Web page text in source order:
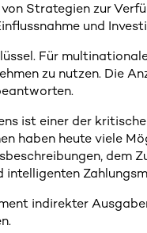
Strategien zur
und
Für
zu nutzen. Die
ist einer der
haben heute viele
dem
indirekter